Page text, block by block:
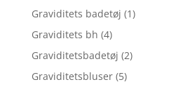
Graviditets badetøj (1)
Graviditets bh (4)
Graviditetsbadetøj (2)
Graviditetsbluser (5)